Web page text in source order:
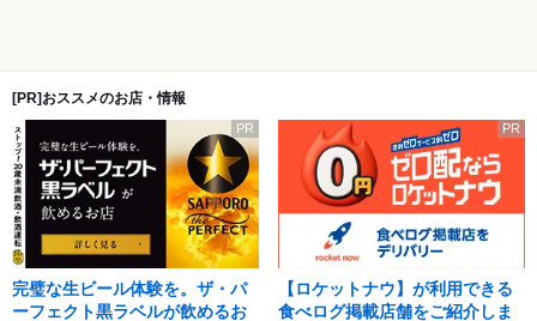
[PR]おススメのお店・情報
PR
完璧な生ビール体験を。ザ・パ
ーフェクト黒ラベルが飲めるお
PR
【ロケットナウ】が利用できる
食べログ掲載店舗をご紹介しま